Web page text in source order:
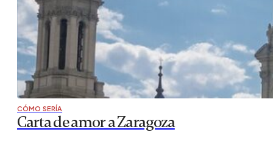
CÓMO SERÍA
Carta de amor a Zaragoza